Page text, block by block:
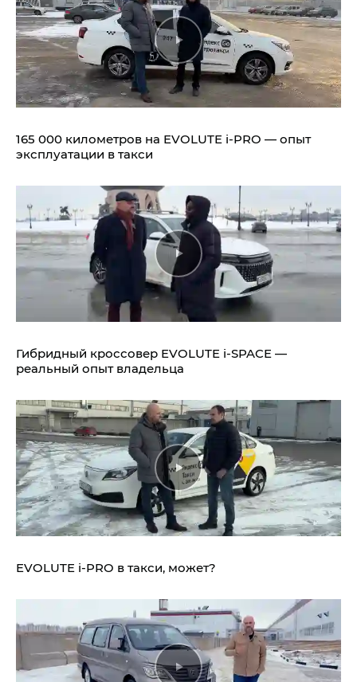
165 000 километров на EVOLUTE i‑PRO — опыт
эксплуатации в такси
Гибридный кроссовер EVOLUTE i‑SPACE —
реальный опыт владельца
EVOLUTE i‑PRO в такси, может?